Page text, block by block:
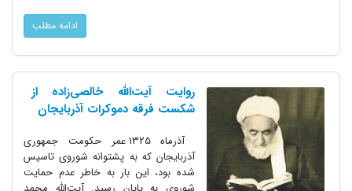
ادامه مطلب
روایت آیت‌الله خالصی‌زاده از
شکست فرقه دموکرات آذربایجان
آذرماه 1325 عمر حکومت جمهوری
آذربایجان که به پشتوانه شوروی تاسیس
شده بود، این بار به خاطر عدم حمایت